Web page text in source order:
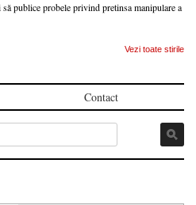
publice probele privind pretinsa manipulare a
Vezi toate stirile
Contact